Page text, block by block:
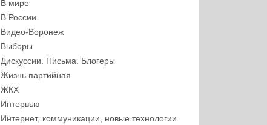
В мире
В России
Видео-Воронеж
Выборы
Дискуссии. Письма. Блогеры
Жизнь партийная
ЖКХ
Интервью
Интернет, коммуникации, новые технологии